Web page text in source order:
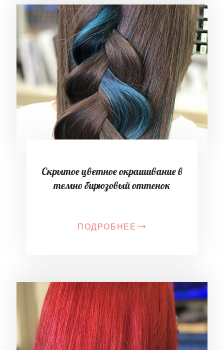
Скрытое цветное окрашивание в
темно бирюзовый оттенок
ПОДРОБНЕЕ